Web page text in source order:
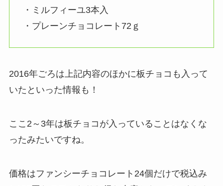
・ミルフィーユ3本入
・プレーンチョコレート72ｇ
2016年ごろは上記内容のほかに板チョコも入って
いたといった情報も！
ここ2～3年は板チョコが入っていることはなくな
ったみたいですね。
価格はファンシーチョコレート24個だけで税込み